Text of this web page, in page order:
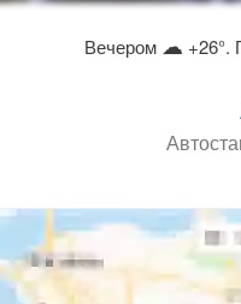
Вечером ☁ +26°.